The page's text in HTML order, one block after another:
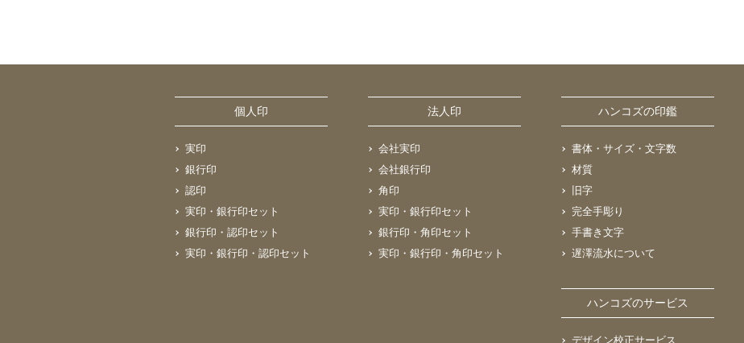
個人印
実印
銀行印
認印
実印・銀行印セット
銀行印・認印セット
実印・銀行印・認印セット
法人印
会社実印
会社銀行印
角印
実印・銀行印セット
銀行印・角印セット
実印・銀行印・角印セット
ハンコズの印鑑
書体・サイズ・文字数
材質
旧字
完全手彫り
手書き文字
遅澤流水について
ハンコズのサービス
デザイン校正サービス